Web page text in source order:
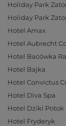
Holiday Park
Holiday Park
Hotel Amax
Hotel Aubrecht
Hotel Bacówka
Hotel Bajka
Hotel Convictus
Hotel Diva Spa
Hotel Dziki Potok
Hotel Fryderyk